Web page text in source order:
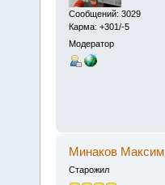
Сообщений: 3029
Карма: +301/-5
Модератор
Минаков Максим
Старожил